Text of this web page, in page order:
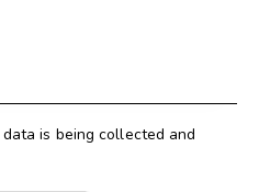
is being collected and